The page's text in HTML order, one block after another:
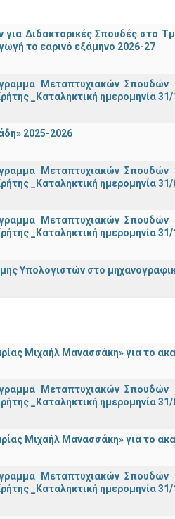
Διδακτορικές Σπουδές στο
το εαρινό εξάμηνο 2026-27
Μεταπτυχιακών
_Καταληκτική ημερομηνία
2025-2026
Μεταπτυχιακών
_Καταληκτική ημερομηνία
Μεταπτυχιακών
_Καταληκτική ημερομηνία
Υπολογιστών στο
Μιχαήλ Μανασσάκη» για το
Μεταπτυχιακών
_Καταληκτική ημερομηνία
Μιχαήλ Μανασσάκη» για το
Μεταπτυχιακών
_Καταληκτική ημερομηνία